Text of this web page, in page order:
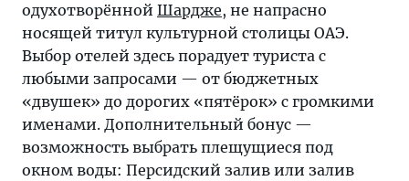
одухотворённой Шардже, не напрасно
носящей титул культурной столицы ОАЭ.
Выбор отелей здесь порадует туриста с
любыми запросами — от бюджетных
«двушек» до дорогих «пятёрок» с громкими
именами. Дополнительный бонус —
возможность выбрать плещущиеся под
окном воды: Персидский залив или залив